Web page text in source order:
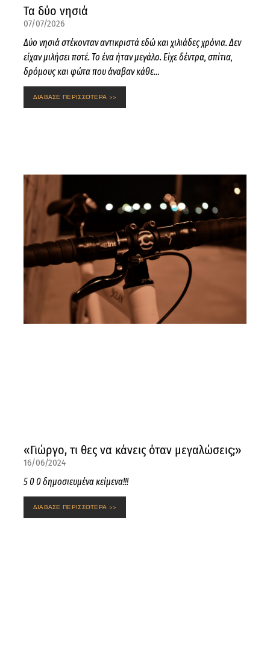
Τα δύο νησιά
07/07/2026
Δύο νησιά στέκονταν αντικριστά εδώ και χιλιάδες χρόνια. Δεν
είχαν μιλήσει ποτέ. Το ένα ήταν μεγάλο. Είχε δέντρα, σπίτια,
δρόμους και φώτα που άναβαν κάθε…
ΔΙΑΒΑΣΕ ΠΕΡΙΣΣΟΤΕΡΑ >>
«Γιώργο, τι θες να κάνεις όταν μεγαλώσεις;»
16/06/2024
5 0 0 δημοσιευμένα κείμενα!!!
ΔΙΑΒΑΣΕ ΠΕΡΙΣΣΟΤΕΡΑ >>